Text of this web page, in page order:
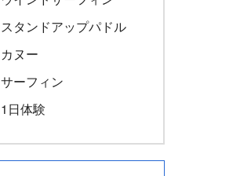
スタンドアップパドル
カヌー
サーフィン
1日体験